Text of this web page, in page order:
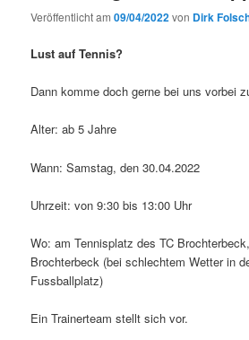
Veröffentlicht am09/04/2022von Dirk
Lust auf Tennis?
Dann komme doch gerne bei uns vorbei
Alter: ab 5 Jahre
Wann: Samstag, den 30.04.2022
Uhrzeit: von 9:30 bis 13:00 Uhr
Wo: am Tennisplatz des TC
Brochterbeck (bei schlechtem Wetter in
Fussballplatz)
Ein Trainerteam stellt sich vor.